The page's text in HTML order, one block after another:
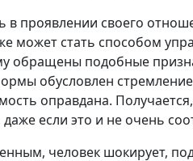
в проявлении своего
может стать способом
обращены подобные
обусловлен
оправдана.
если это и не очень
человек шокирует,